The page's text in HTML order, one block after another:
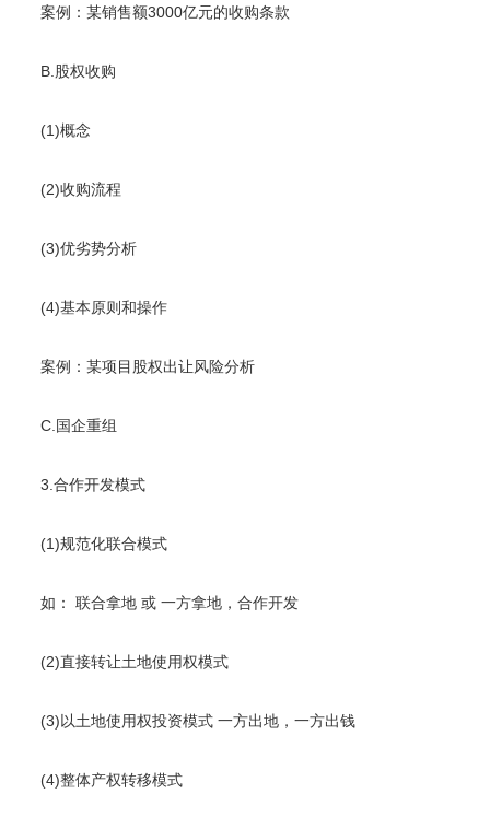
案例：某销售额3000亿元的收购条款
B.股权收购
(1)概念
(2)收购流程
(3)优劣势分析
(4)基本原则和操作
案例：某项目股权出让风险分析
C.国企重组
3.合作开发模式
(1)规范化联合模式
如： 联合拿地 或 一方拿地，合作开发
(2)直接转让土地使用权模式
(3)以土地使用权投资模式 一方出地，一方出钱
(4)整体产权转移模式